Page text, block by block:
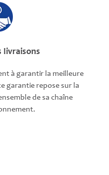
livraisons
à garantir la meilleure
garantie repose sur la
de sa chaîne